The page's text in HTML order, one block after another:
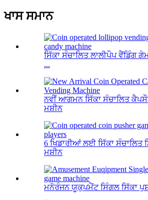
ਖਾਸ ਸਮਾਨ
ਸਿੱਕਾ ਸੰਚਾਲਿਤ ਲਾਲੀਪੌਪ ਵੈਂਡਿੰਗ
...
ਨਵੀਂ ਆਗਮਨ ਸਿੱਕਾ ਸੰਚਾਲਿਤ
ਮਸ਼ੀਨ
6 ਖਿਡਾਰੀਆਂ ਲਈ ਸਿੱਕਾ ਸੰਚਾਲਿਤ
ਮਸ਼ੀਨ
ਮਨੋਰੰਜਨ ਯੂਕੁਪਮੈਂਟ ਸਿੰਗਲ ਸਿੱਕਾ